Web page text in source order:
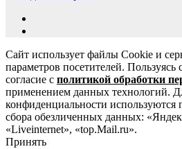
Сайт использует файлы Cookie и
параметров посетителей.
согласие с политикой обработки
применением данных технологий.
конфиденциальности используются
сбора обезличенных данных:
«Liveinternet», «top.Mail.ru».
Принять